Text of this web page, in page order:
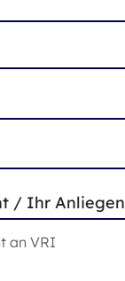
/ Ihr Anliegen